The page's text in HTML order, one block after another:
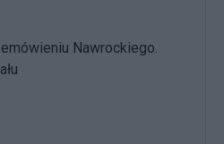
Nawrockiego.